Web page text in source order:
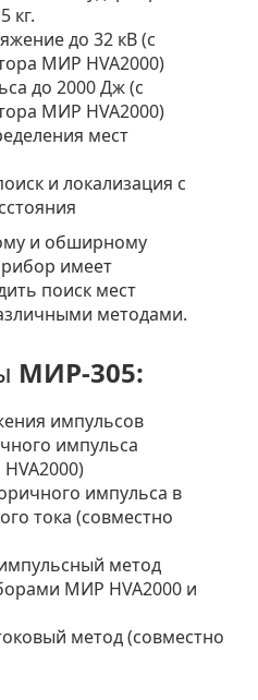
кг.
до 32 кВ (с
МИР HVA2000)
до 2000 Дж (с
МИР HVA2000)
мест
и локализация с
и обширному
имеет
поиск мест
методами.
МИР-305:
импульсов
импульса
импульса в
тока (совместно
метод
МИР HVA2000 и
метод (совместно